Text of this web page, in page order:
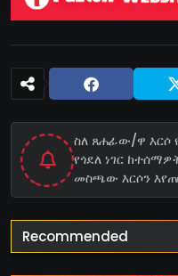
ስለ ጸሐፊው/ዋ እርሶ
የጎደለ ነገር
መስጫው እርሶን
Recommended